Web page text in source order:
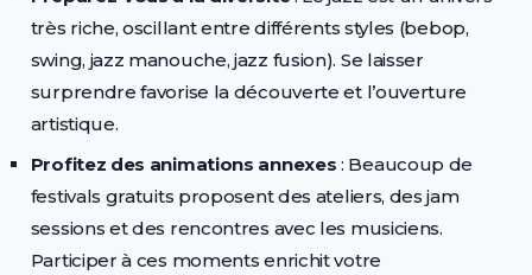
très riche, oscillant entre différents styles (bebop,
swing, jazz manouche, jazz fusion). Se laisser
surprendre favorise la découverte et l’ouverture
artistique.
Profitez des animations annexes : Beaucoup de
festivals gratuits proposent des ateliers, des jam
sessions et des rencontres avec les musiciens.
Participer à ces moments enrichit votre